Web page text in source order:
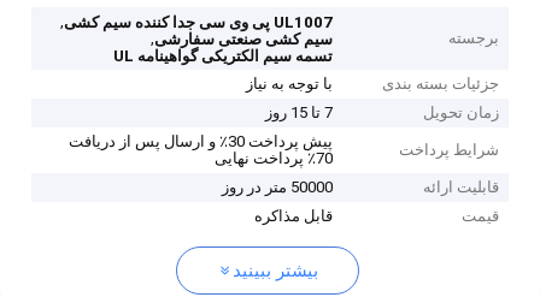
برجسته
UL1007 پی وی سی جدا کننده سیم کشی
,
سیم کشی صنعتی سفارشی,
تسمه سیم الکتریکی گواهینامه UL
جزئیات بسته بندی
با توجه به نیاز
زمان تحویل
7 تا 15 روز
شرایط پرداخت
پیش پرداخت 30٪ و ارسال پس از دریافت
70٪ پرداخت نهایی
قابلیت ارائه
50000 متر در روز
قیمت
قابل مذاکره
بیشتر ببینید